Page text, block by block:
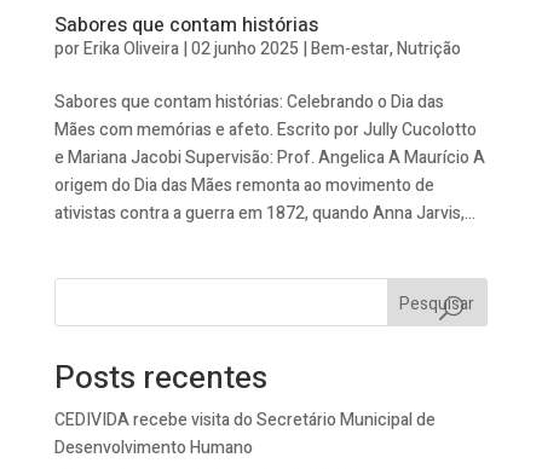
Sabores que contam histórias
porErika Oliveira|02 junho 2025 |Bem-estar,Nutrição
Sabores que contam histórias: Celebrando o Dia das
Mães com memórias e afeto. Escrito por Jully Cucolotto
e Mariana Jacobi Supervisão: Prof. Angelica A Maurício A
origem do Dia das Mães remonta ao movimento de
ativistas contra a guerra em 1872, quando Anna Jarvis,...
Pesquisar
Posts recentes
CEDIVIDA recebe visita do Secretário Municipal de
Desenvolvimento Humano